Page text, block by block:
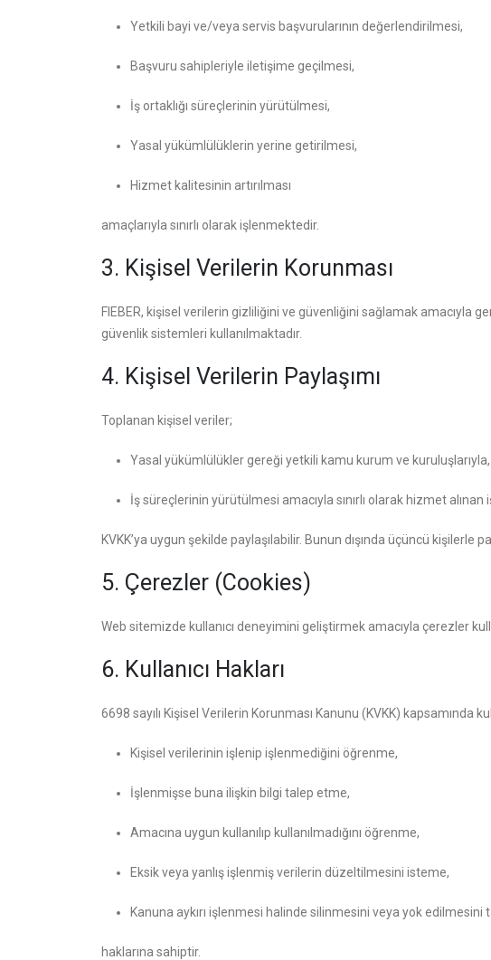
Yetkili bayi ve/veya servis başvurularının değerlendirilmesi,
Başvuru sahipleriyle iletişime geçilmesi,
İş ortaklığı süreçlerinin yürütülmesi,
Yasal yükümlülüklerin yerine getirilmesi,
Hizmet kalitesinin artırılması
amaçlarıyla sınırlı olarak işlenmektedir.
3. Kişisel Verilerin Korunması
FIEBER, kişisel verilerin gizliliğini ve güvenliğini sağlamak amacıyla
güvenlik sistemleri kullanılmaktadır.
4. Kişisel Verilerin Paylaşımı
Toplanan kişisel veriler;
Yasal yükümlülükler gereği yetkili kamu kurum ve kuruluşlarıyla,
İş süreçlerinin yürütülmesi amacıyla sınırlı olarak hizmet alınan
KVKK’ya uygun şekilde paylaşılabilir. Bunun dışında üçüncü kişilerle
5. Çerezler (Cookies)
Web sitemizde kullanıcı deneyimini geliştirmek amacıyla çerezler
6. Kullanıcı Hakları
6698 sayılı Kişisel Verilerin Korunması Kanunu (KVKK) kapsamında
Kişisel verilerinin işlenip işlenmediğini öğrenme,
İşlenmişse buna ilişkin bilgi talep etme,
Amacına uygun kullanılıp kullanılmadığını öğrenme,
Eksik veya yanlış işlenmiş verilerin düzeltilmesini isteme,
Kanuna aykırı işlenmesi halinde silinmesini veya yok edilmesini
haklarına sahiptir.